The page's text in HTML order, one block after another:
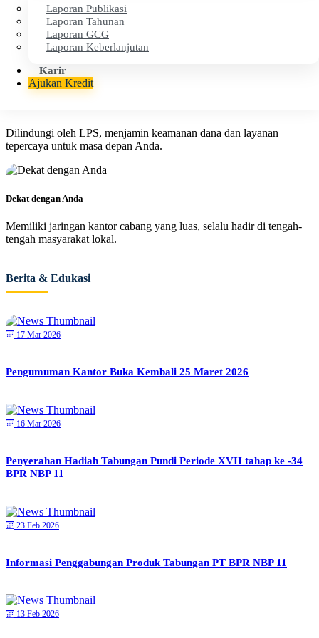
Laporan Publikasi
Laporan Tahunan
Laporan GCG
Laporan Keberlanjutan
Karir
Ajukan Kredit
Cepat & Efisien
Proses layanan cepat dan transparan untuk kenyamanan operasional
finansial Anda.
Dilindungi oleh LPS, menjamin keamanan dana dan layanan
tepercaya untuk masa depan Anda.
Dekat dengan Anda
Memiliki jaringan kantor cabang yang luas, selalu hadir di tengah-
tengah masyarakat lokal.
Berita & Edukasi
17 Mar 2026
Pengumuman Kantor Buka Kembali 25 Maret 2026
16 Mar 2026
Penyerahan Hadiah Tabungan Pundi Periode XVII tahap ke -34
BPR NBP 11
23 Feb 2026
Informasi Penggabungan Produk Tabungan PT BPR NBP 11
13 Feb 2026